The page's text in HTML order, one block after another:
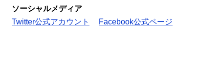
ソーシャルメディア
Twitter公式アカウント
Facebook公式ページ